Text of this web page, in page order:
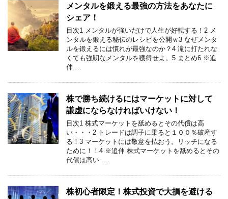
メンタルを鍛える最強の方法をあなたに
シェア！
目次1 メンタルが強いだけで人生が好転する！2 メ
ンタルを鍛える秘伝のレシピを公開ｗ3 なぜメンタ
ルを鍛えるには慣れが最強なのか？4 滝に打たれな
くても強靭なメンタルを獲得せよ。5 まとめ6 ※追
伸 …
株で勝ち続けるにはマーケットに対して
謙虚にならなければいけない！
目次1 株式マーケットを舐めるとその代償は高
い・・・2 トレードは調子に乗ると１００％破産す
る！3 マーケットには敬意を払おう。リッチになる
ために！！4 ※追伸 株式マーケットを舐めるとその
代償は高い …
株初心者限定！株式投資で大損を避ける